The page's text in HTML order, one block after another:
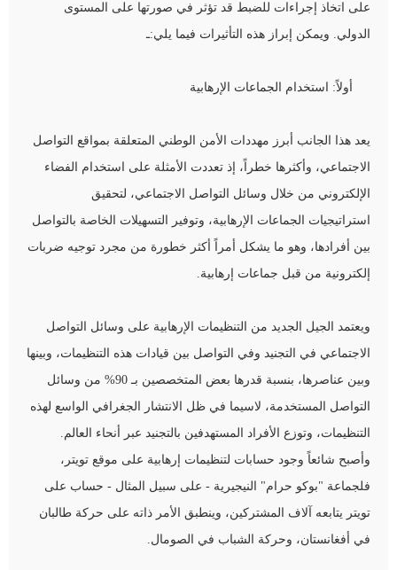
على اتخاذ إجراءات للضبط قد تؤثر في صورتها على المستوى
الدولي. ويمكن إبراز هذه التأثيرات فيما يلي:ـ
أولاً: استخدام الجماعات الإرهابية
يعد هذا الجانب أبرز مهددات الأمن الوطني المتعلقة بمواقع التواصل
الاجتماعي، وأكثرها خطراً، إذ تعددت الأمثلة على استخدام الفضاء
الإلكتروني من خلال وسائل التواصل الاجتماعي، لتحقيق
استراتيجيات الجماعات الإرهابية، وتوفير التسهيلات الخاصة بالتواصل
بين أفرادها، وهو ما يشكل أمراً أكثر خطورة من مجرد توجيه ضربات
إلكترونية من قبل جماعات إرهابية.
ويعتمد الجيل الجديد من التنظيمات الإرهابية على وسائل التواصل
الاجتماعي في التجنيد وفي التواصل بين قيادات هذه التنظيمات، وبينها
وبين عناصرها، بنسبة قدرها بعض المتخصصين بـ 90% من وسائل
التواصل المستخدمة، لاسيما في ظل الانتشار الجغرافي الواسع لهذه
التنظيمات، وتوزع الأفراد المستهدفين بالتجنيد عبر أنحاء العالم.
وأصبح شائعاً وجود حسابات لتنظيمات إرهابية على موقع تويتر،
فلجماعة "بوكو حرام" النيجيرية - على سبيل المثال - حساب على
تويتر يتابعه آلاف المشتركين، وينطبق الأمر ذاته على حركة طالبان
في أفغانستان، وحركة الشباب في الصومال.